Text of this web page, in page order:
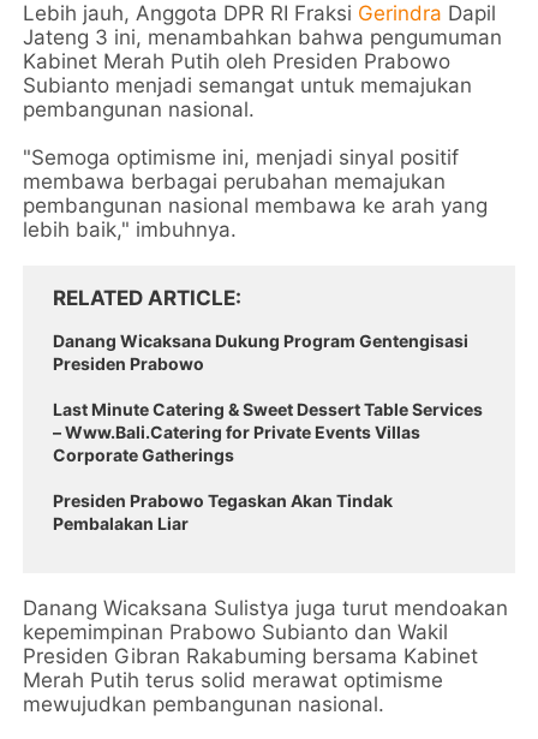
Lebih jauh, Anggota DPR RI Fraksi Gerindra Dapil
Jateng 3 ini, menambahkan bahwa pengumuman
Kabinet Merah Putih oleh Presiden Prabowo
Subianto menjadi semangat untuk memajukan
pembangunan nasional.
"Semoga optimisme ini, menjadi sinyal positif
membawa berbagai perubahan memajukan
pembangunan nasional membawa ke arah yang
lebih baik," imbuhnya.
RELATED ARTICLE
Danang Wicaksana Dukung Program Gentengisasi
Presiden Prabowo
Last Minute Catering & Sweet Dessert Table Services
– Www.Bali.Catering for Private Events Villas
Corporate Gatherings
Presiden Prabowo Tegaskan Akan Tindak
Pembalakan Liar
Danang Wicaksana Sulistya juga turut mendoakan
kepemimpinan Prabowo Subianto dan Wakil
Presiden Gibran Rakabuming bersama Kabinet
Merah Putih terus solid merawat optimisme
mewujudkan pembangunan nasional.